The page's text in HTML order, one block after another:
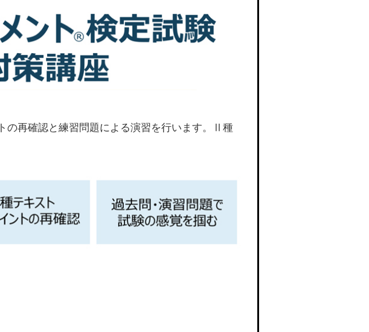
の再確認と練習問題による演習を行います。Ⅱ種